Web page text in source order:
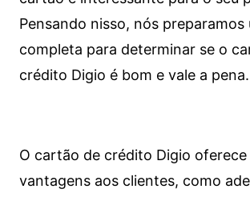
Pensando nisso, nós preparamos
completa para determinar se o
crédito Digio é bom e vale a pena.
O cartão de crédito Digio oferece
vantagens aos clientes, como